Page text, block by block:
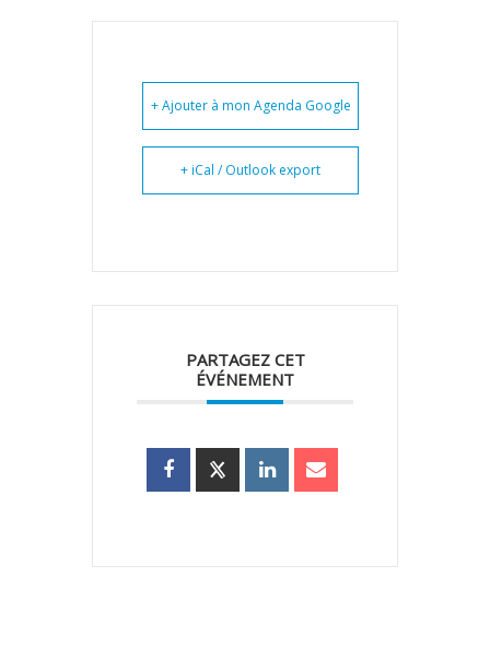
+ Ajouter à mon Agenda Google
+ iCal / Outlook export
PARTAGEZ CET
ÉVÉNEMENT